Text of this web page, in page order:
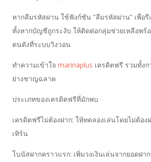
หากลืมรหัสผ่าน ใช้ฟังก์ชัน “ลืมรหัสผ่าน” เพื่อรี
ทั้งหากบัญชีถูกระงับ ให้ติดต่อกลุ่มช่วยเหลือพร้
ตนดังที่ระบบวิงวอน
ทำความเข้าใจ marinaplus เครดิตฟรี รวมทั้ง
ย่างชาญฉลาด
ประเภทของเครดิตฟรีที่มักพบ
เครดิตฟรีไม่ต้องฝาก: ให้ทดลองเล่นโดยไม่ต้อง
เทิร์น
โบนัสฝากคราวแรก: เพิ่มวงเงินเล่นจากยอดฝา